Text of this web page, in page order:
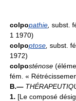
colpopathie subst.
1 1970)
colpoptose subst.
1972)
colposténose
fém. «
B.—
1. [Le composé